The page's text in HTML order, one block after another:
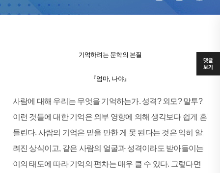
기억하려는 문학의 본질
『엄마, 나야』
사람에 대해 우리는 무엇을 기억하는가. 성격? 외모? 말투?
이런 것들에 대한 기억은 외부 영향에 의해 생각보다 쉽게 흔
들린다. 사람의 기억은 믿을 만한 게 못 된다는 것은 익히 알
려진 상식이고, 같은 사람의 얼굴과 성격이라도 받아들이는
이의 태도에 따라 기억의 편차는 매우 클 수 있다. 그렇다면
댓글
보기